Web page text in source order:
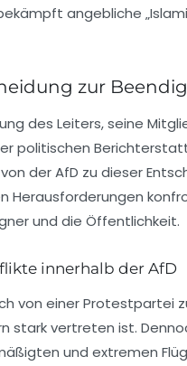
angebliche
zur
des Leiters, seine
politischen
der AfD zu dieser
Herausforderungen
und die Öffentlichkeit.
innerhalb der AfD
von einer Protestpartei
stark vertreten ist.
und extremen